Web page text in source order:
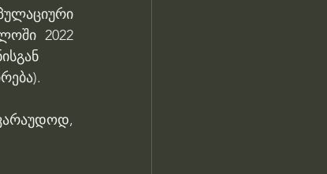
2022